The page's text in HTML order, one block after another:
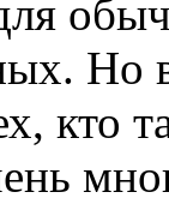
Но
кто